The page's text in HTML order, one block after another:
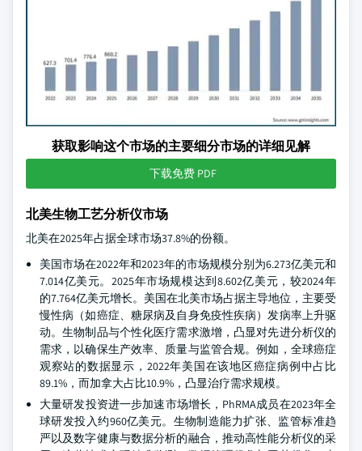
获取影响这个市场的主要细分市场的详细见解
下载免费 PDF
北美生物工艺分析仪市场
北美在2025年占据全球市场37.8%的份额。
美国市场在2022年和2023年的市场规模分别为6.273亿美元和
7.014亿美元。2025年市场规模达到8.602亿美元，较2024年
的7.764亿美元增长。美国在北美市场占据主导地位，主要受
慢性病（如癌症、糖尿病及自身免疫性疾病）发病率上升驱
动。生物制品与个性化医疗需求激增，凸显对先进分析仪的
需求，以确保生产效率、质量与监管合规。例如，全球癌症
观察站的数据显示，2022年美国在该地区癌症病例中占比
89.1%，而加拿大占比10.9%，凸显治疗需求规模。
大量研发投资进一步加速市场增长，PhRMA成员在2023年全
球研发投入约960亿美元。生物制造能力扩张、监管标准趋
严以及数字健康与数据分析的融合，推动高性能分析仪的采